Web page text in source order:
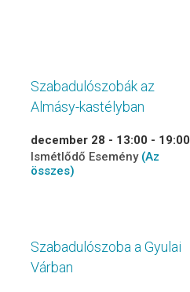
Szabadulószobák az
Almásy-kastélyban
december 28 - 13:00 - 19:00
Ismétlődő Esemény (Az
összes)
Szabadulószoba a Gyulai
Várban